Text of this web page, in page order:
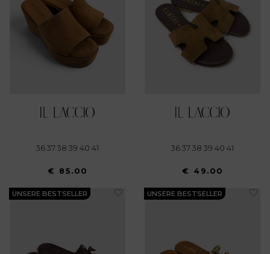
36 37 38 39 40 41
€ 85.00
36 37 38 39 40 41
€ 49.00
UNSERE BESTSELLER UNSERE BESTSELLER